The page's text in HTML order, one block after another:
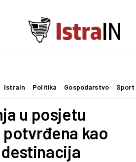
IstraIn Politika Gospodarstvo Sport
u posjetu
kao